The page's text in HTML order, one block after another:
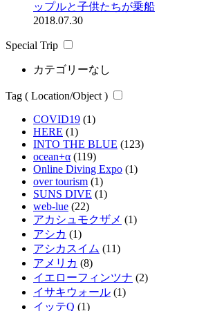
ップルと子供たちが乗船
2018.07.30
Special Trip
カテゴリーなし
Tag ( Location/Object )
COVID19 (1)
HERE (1)
INTO THE BLUE (123)
ocean+α (119)
Online Diving Expo (1)
over tourism (1)
SUNS DIVE (1)
web-lue (22)
アカシュモクザメ (1)
アシカ (1)
アシカスイム (11)
アメリカ (8)
イエローフィンツナ (2)
イサキウォール (1)
イッテQ (1)